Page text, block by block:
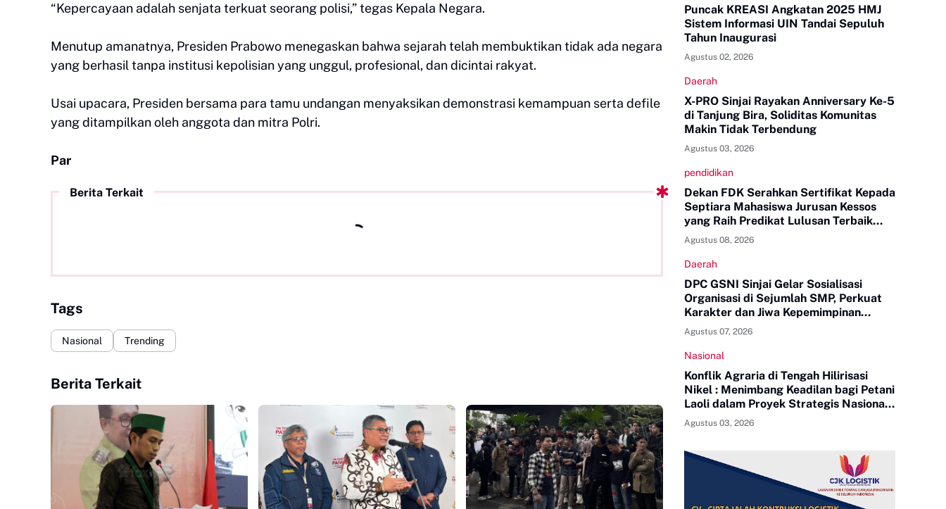
“Kepercayaan adalah senjata terkuat seorang polisi,” tegas Kepala Negara.
Menutup amanatnya, Presiden Prabowo menegaskan bahwa sejarah telah membuktikan tidak ada negara
yang berhasil tanpa institusi kepolisian yang unggul, profesional, dan dicintai rakyat.
Usai upacara, Presiden bersama para tamu undangan menyaksikan demonstrasi kemampuan serta defile
yang ditampilkan oleh anggota dan mitra Polri.
Par
Berita Terkait
Tags
Nasional Trending
Berita Terkait
Puncak KREASI Angkatan 2025 HMJ
Sistem Informasi UIN Tandai Sepuluh
Tahun Inaugurasi
Agustus 02, 2026
Daerah
X-PRO Sinjai Rayakan Anniversary Ke-5
di Tanjung Bira, Soliditas Komunitas
Makin Tidak Terbendung
Agustus 03, 2026
pendidikan
Dekan FDK Serahkan Sertifikat Kepada
Septiara Mahasiswa Jurusan Kessos
yang Raih Predikat Lulusan Terbaik
Tingkat UINAM
Agustus 08, 2026
Daerah
DPC GSNI Sinjai Gelar Sosialisasi
Organisasi di Sejumlah SMP, Perkuat
Karakter dan Jiwa Kepemimpinan
Pelajar
Agustus 07, 2026
Nasional
Konflik Agraria di Tengah Hilirisasi
Nikel : Menimbang Keadilan bagi Petani
Laoli dalam Proyek Strategis Nasional
PT Indonesia Huali Industry Park
Agustus 03, 2026